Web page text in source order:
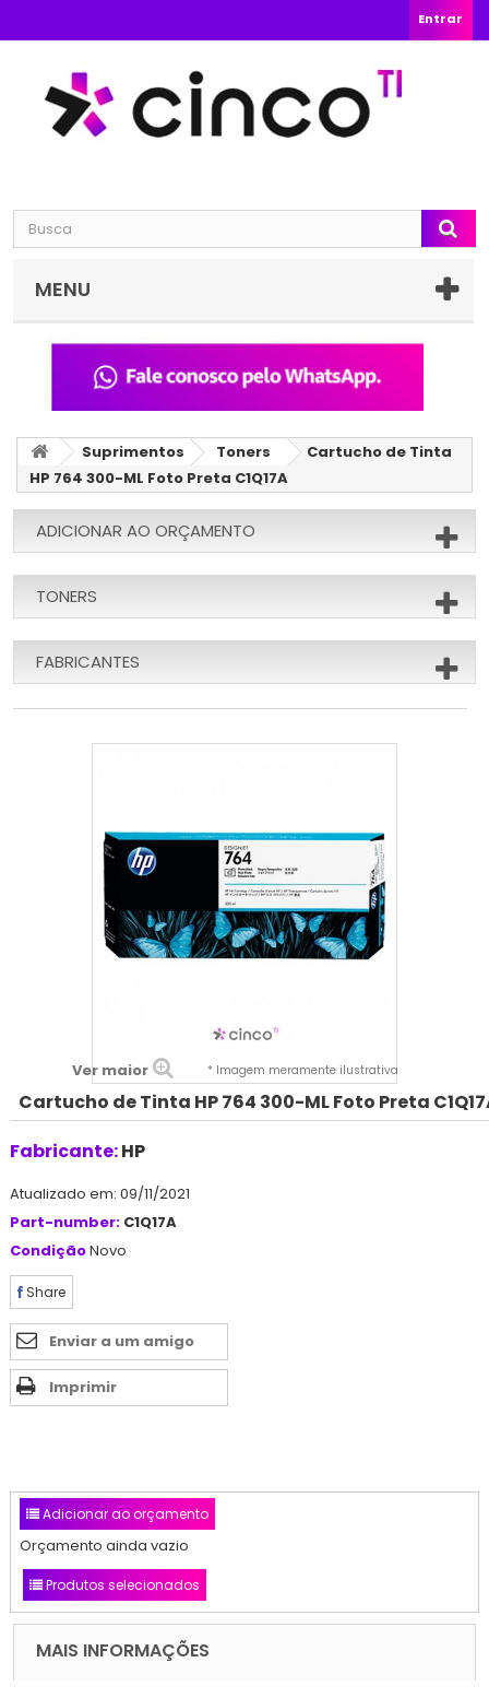
Entrar
MENU
Suprimentos Toners
Cartucho de Tinta
HP 764 300-ML Foto Preta C1Q17A
ADICIONAR AO ORÇAMENTO
TONERS
FABRICANTES
Ver maior * Imagem meramente ilustrativa
Cartucho de Tinta HP 764 300-ML Foto Preta
Fabricante:HP
Atualizado em: 09/11/2021
Part-number: C1Q17A
CondiçãoNovo
Share
Enviar a um amigo
Imprimir
Adicionar ao orçamento
Orçamento ainda vazio
Produtos selecionados
MAIS INFORMAÇÕES